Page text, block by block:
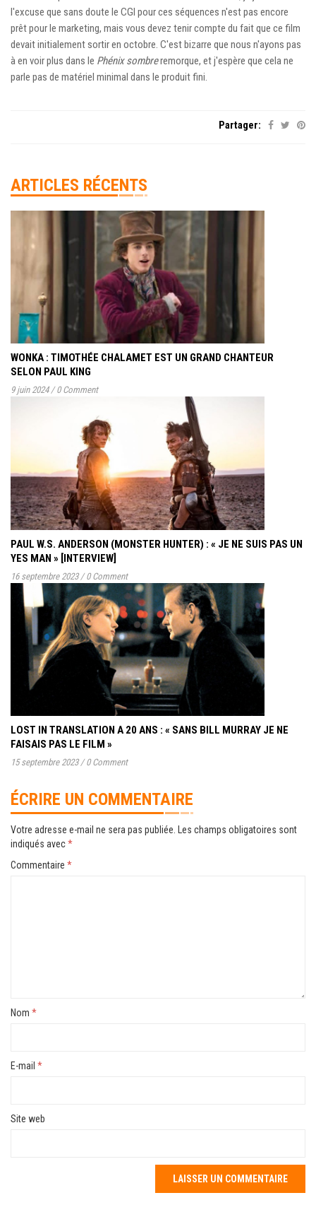
l'excuse que sans doute le CGI pour ces séquences n'est pas encore
prêt pour le marketing, mais vous devez tenir compte du fait que ce film
devait initialement sortir en octobre. C'est bizarre que nous n'ayons pas
à en voir plus dans le Phénix sombreremorque, et j'espère que cela ne
parle pas de matériel minimal dans le produit fini.
Partager:
ARTICLES RÉCENTS
WONKA : TIMOTHÉE CHALAMET EST UN GRAND CHANTEUR
SELON PAUL KING
9 juin 2024 / 0 Comment
PAUL W.S. ANDERSON (MONSTER HUNTER) : « JE NE SUIS PAS UN
YES MAN » [INTERVIEW]
16 septembre 2023 / 0 Comment
LOST IN TRANSLATION A 20 ANS : « SANS BILL MURRAY JE NE
FAISAIS PAS LE FILM »
15 septembre 2023 / 0 Comment
ÉCRIRE UN COMMENTAIRE
Votre adresse e-mail ne sera pas publiée.
Les champs obligatoires sont
indiqués avec*
Commentaire *
Nom *
E-mail *
Site web